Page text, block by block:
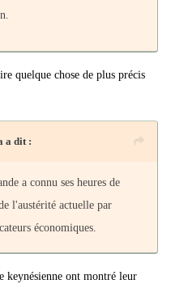
quelque chose de plus précis
a dit :
a connu ses heures de
l'austérité actuelle par
économiques.
keynésienne ont montré leur